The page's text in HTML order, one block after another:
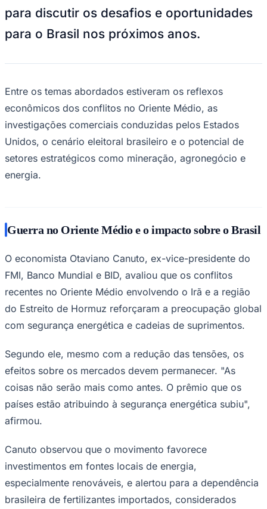
Hospitais Estaduais
do Bom JesusAraçariguamaCajamarCaieirasFranco da
Para Sua Empresa
Anuncie Regional
Guia de Empresas
Vagas na RegiãoNovo
Guia Comercial
Selo Verificado
Portal Educacional
Panorama Econômico
Panorama Econômico
Para Sua Empresa
Anuncie no Portal
Verificar EmpresaNovo
Publicidade Legal
NBA
NFL
Fórmula 1
Tênis (ATP)
MLB
Atletismo
NBB
Competições de Futebol
Brasileirão Série A
Brasileirão Série B
para discutir os desafios e oportunidades
para o Brasil nos próximos anos.
Entre os temas abordados estiveram os reflexos
econômicos dos conflitos no Oriente Médio, as
investigações comerciais conduzidas pelos Estados
Unidos, o cenário eleitoral brasileiro e o potencial de
setores estratégicos como mineração, agronegócio e
energia.
Guerra no Oriente Médio e o impacto sobre o Brasil
O economista Otaviano Canuto, ex-vice-presidente do
FMI, Banco Mundial e BID, avaliou que os conflitos
recentes no Oriente Médio envolvendo o Irã e a região
do Estreito de Hormuz reforçaram a preocupação global
com segurança energética e cadeias de suprimentos.
Segundo ele, mesmo com a redução das tensões, os
efeitos sobre os mercados devem permanecer. "As
coisas não serão mais como antes. O prêmio que os
países estão atribuindo à segurança energética subiu",
afirmou.
Canuto observou que o movimento favorece
investimentos em fontes locais de energia,
especialmente renováveis, e alertou para a dependência
brasileira de fertilizantes importados, considerados